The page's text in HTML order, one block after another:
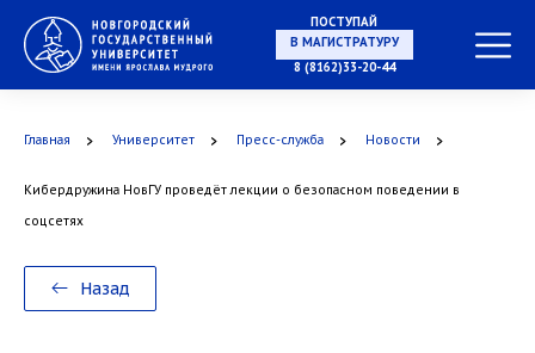
ПОСТУПАЙ
НА СПЕЦИАЛИТЕТ
В МАГИСТРАТУРУ
8 (8162)33-20-44
Главная Университет Пресс-служба Новости
Кибердружина НовГУ проведёт лекции о безопасном поведении в
соцсетях
Назад